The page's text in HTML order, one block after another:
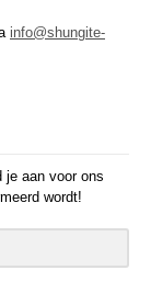
info@shungite-
je aan voor ons
wordt!